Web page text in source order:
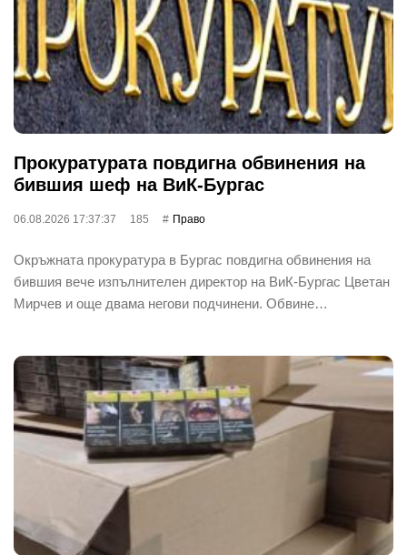
Прокуратурата повдигна обвинения на
бившия шеф на ВиК-Бургас
06.08.2026 17:37:37 185 Право
Окръжната прокуратура в Бургас повдигна обвинения на
бившия вече изпълнителен директор на ВиК-Бургас Цветан
Мирчев и още двама негови подчинени. Обвине…